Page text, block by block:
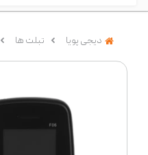
دیجی پویا تبلت ها